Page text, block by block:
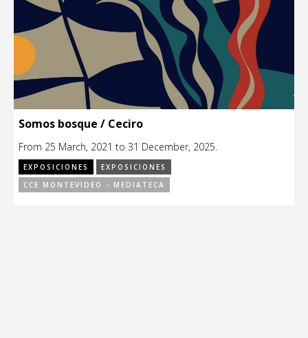
Somos bosque / Ceciro
From 25 March, 2021 to 31 December, 2025.
EXPOSICIONES
EXPOSICIONES
CCE MONTEVIDEO - MEDIATECA